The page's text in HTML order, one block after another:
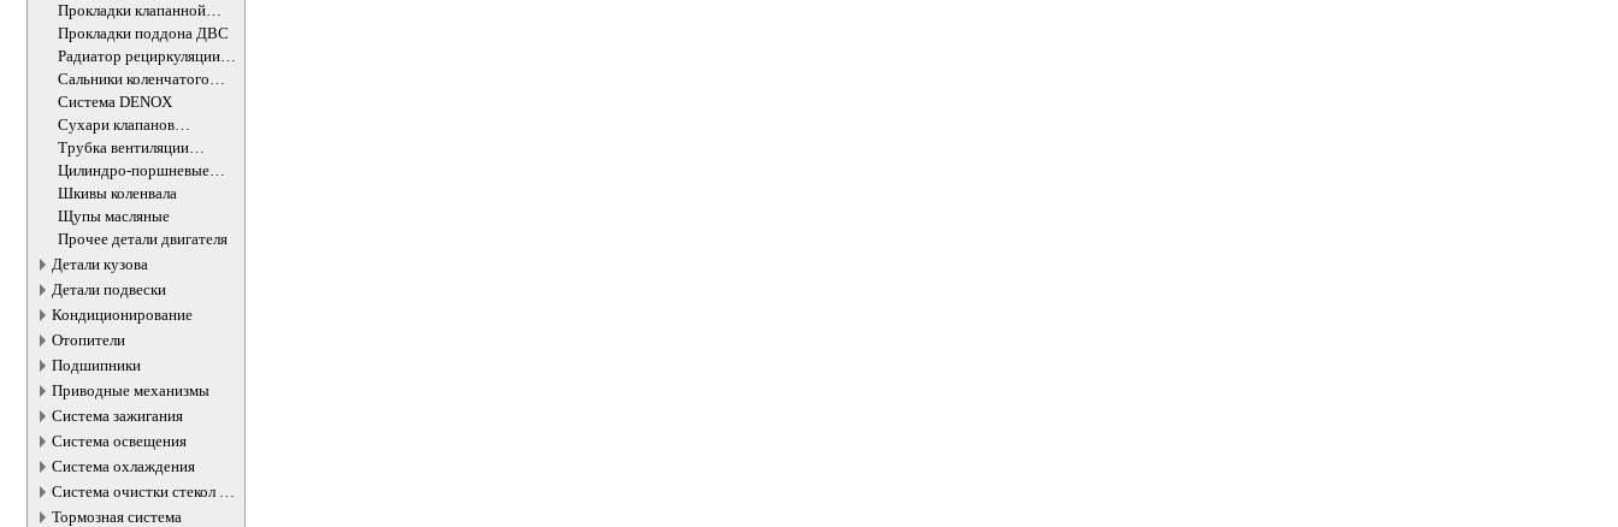
Прокладки клапанной
крышки
Прокладки поддона ДВС
Радиатор рециркуляции
ОГ
Сальники коленчатого
вала двигателя
Система DENOX
Сухари клапанов
впускных/выпускных
Трубка вентиляции
картера
Цилиндро-поршневые
группы ДВС
Шкивы коленвала
Щупы масляные
Прочее детали двигателя
Детали кузова
Детали подвески
Кондиционирование
Отопители
Подшипники
Приводные механизмы
Система зажигания
Система освещения
Система охлаждения
Система очистки стекол и
фар
Тормозная система